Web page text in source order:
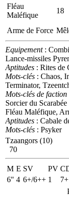
Fléau
Maléfique
18
Arme de Force
Equipement:
Lance-missiles
Aptitudes : Rites de
Mots-clés : Chaos,
Terminator,
Mots-clés de faction
Sorcier du
Fléau Maléfique,
Aptitudes : Cabale
Mots-clés : Psyker
Tzaangors (10)
70
M E SV PV
6" 4 6+/6++ 1 7+